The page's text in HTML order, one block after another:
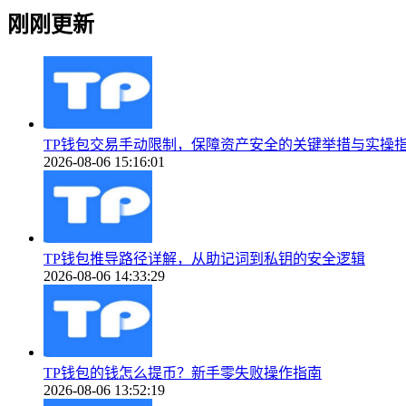
刚刚更新
TP钱包交易手动限制，保障资产安全的关键举措与实操
2026-08-06 15:16:01
TP钱包推导路径详解，从助记词到私钥的安全逻辑
2026-08-06 14:33:29
TP钱包的钱怎么提币？新手零失败操作指南
2026-08-06 13:52:19